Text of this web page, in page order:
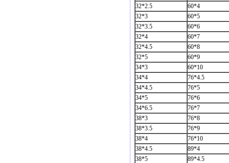
32*2.5
60*4
32*3
60*5
32*3.5
60*6
32*4
60*7
32*4.5
60*8
32*5
60*9
34*3
60*10
34*4
76*4.5
34*4.5
76*5
34*5
76*6
34*6.5
76*7
38*3
76*8
38*3.5
76*9
38*4
76*10
38*4.5
89*4
38*5
89*4.5